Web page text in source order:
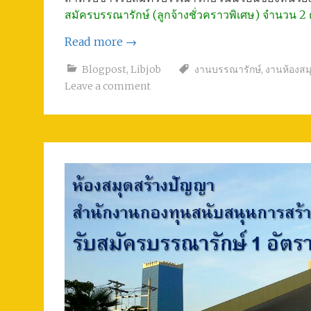
สมัครบรรณารักษ์ (ลูกจ้างชั่วคราวพิเศษ) จำนวน 2
Read more →
Blogpost, Libjob งานบรรณารักษ์, งานห้องส
Leave a comment